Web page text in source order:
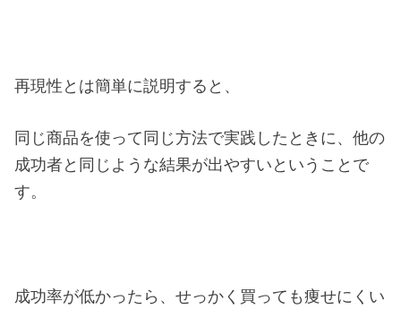
再現性とは簡単に説明すると、
同じ商品を使って同じ方法で実践したときに、他の
成功者と同じような結果が出やすいということで
す。
成功率が低かったら、せっかく買っても痩せにくい